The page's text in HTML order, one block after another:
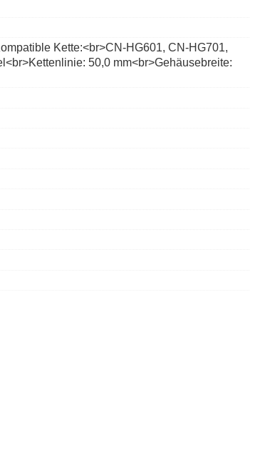
Kette:<br>CN-HG601, CN-HG701,
50,0 mm<br>Gehäusebreite: